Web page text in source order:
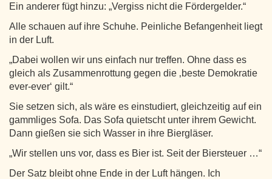
Ein anderer fügt hinzu: „Vergiss nicht die Fördergelder.“
Alle schauen auf ihre Schuhe. Peinliche Befangenheit liegt
in der Luft.
„Dabei wollen wir uns einfach nur treffen. Ohne dass es
gleich als Zusammenrottung gegen die ‚beste Demokratie
ever-ever‘ gilt.“
Sie setzen sich, als wäre es einstudiert, gleichzeitig auf ein
gammliges Sofa. Das Sofa quietscht unter ihrem Gewicht.
Dann gießen sie sich Wasser in ihre Biergläser.
„Wir stellen uns vor, dass es Bier ist. Seit der Biersteuer …“
Der Satz bleibt ohne Ende in der Luft hängen. Ich